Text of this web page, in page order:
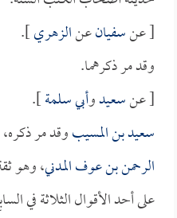
[ عنسفيانعنالزهري].
وقد مر ذكرهما.
[ عنسعيدوأبي سلمة].
سعيد بن المسيبوقد مر
الرحمن بن عوف المدني، وهو
على أحد الأقوال الثلاثة في